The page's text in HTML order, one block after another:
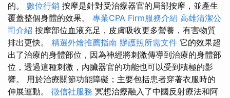
的。 數位行銷 按摩是針對受治療器官的局部按摩，並產生
覆蓋整個身體的效果。 專業CPA Firm服務介紹 高雄清潔公
司介紹 按摩部位血液充足，皮膚吸收更多營養，有害物質
排出更快。 精選外燴推薦指南 辦護照所需文件 它的效果超
出了治療的身體部位，因為神經將刺激傳導到治療的身體部
位，透過這種刺激，內臟器官的功能也可以受到積極的影
響。 用於治療關節功能障礙；主要包括患者穿著衣服時的
伸展運動。 徵信社服務 冥想治療融入了中國反射療法和阿